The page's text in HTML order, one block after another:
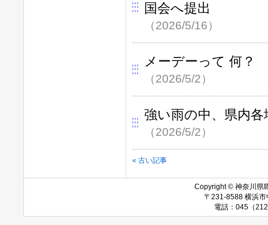
国会へ提出
（2026/5/16）
メーデーって 何？
（2026/5/2）
強い雨の中、県内
（2026/5/2）
« 古い記事
Copyright © 神奈川県
〒231-8588 横浜市
電話：045（